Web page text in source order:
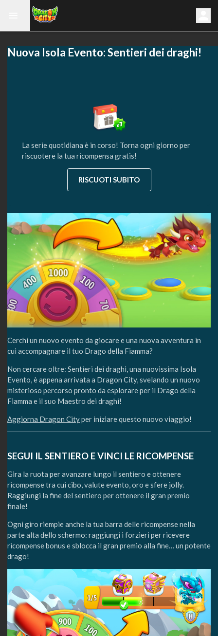
Nuova Isola Evento: Sentieri dei draghi!
La serie quotidiana è in corso! Torna ogni giorno per
riscuotere la tua ricompensa gratis!
RISCUOTI SUBITO
Cerchi un nuovo evento da giocare e una nuova avventura in
cui accompagnare il tuo Drago della Fiamma?
Non cercare oltre: Sentieri dei draghi, una nuovissima Isola
Evento, è appena arrivata a Dragon City, svelando un nuovo
misterioso percorso pronto da esplorare per il Drago della
Fiamma e il suo Maestro dei draghi!
Aggiorna Dragon Cityper iniziare questo nuovo viaggio!
SEGUI IL SENTIERO E VINCI LE RICOMPENSE
Gira la ruota per avanzare lungo il sentiero e ottenere
ricompense tra cui cibo, valute evento, oro e sfere jolly.
Raggiungi la fine del sentiero per ottenere il gran premio
finale!
Ogni giro riempie anche la tua barra delle ricompense nella
parte alta dello schermo: raggiungi i forzieri per ricevere
ricompense bonus e sblocca il gran premio alla fine… un potente
drago!